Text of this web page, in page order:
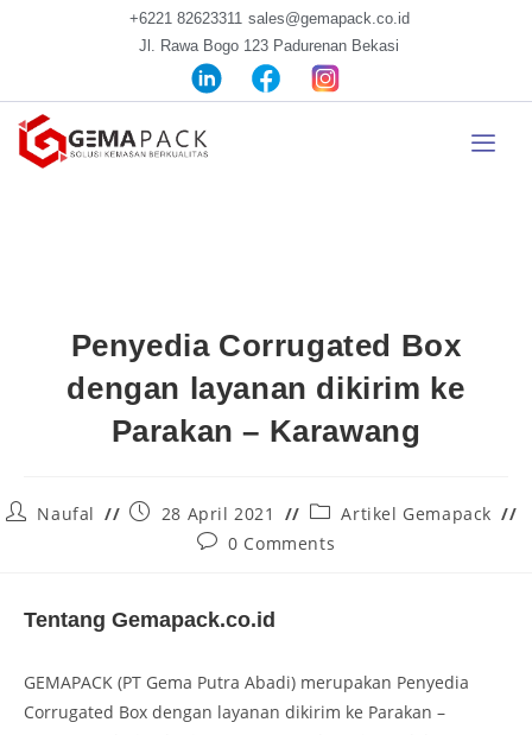
+6221 82623311 sales@gemapack.co.id
Jl. Rawa Bogo 123 Padurenan Bekasi
Penyedia Corrugated Box
dengan layanan dikirim ke
Parakan – Karawang
Naufal 28 April 2021
Artikel Gemapack
0 Comments
Tentang Gemapack.co.id
GEMAPACK (PT Gema Putra Abadi) merupakan Penyedia
Corrugated Box dengan layanan dikirim ke Parakan –